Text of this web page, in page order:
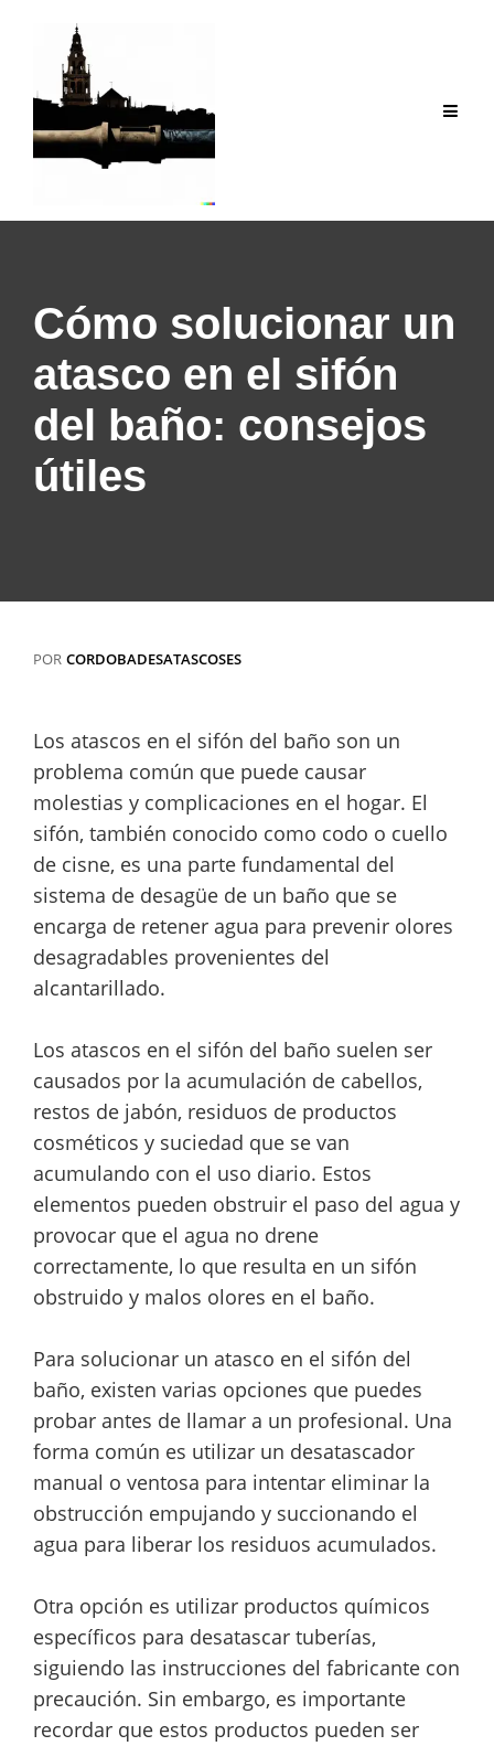
contenido
Cómo solucionar un
atasco en el sifón
del baño: consejos
útiles
POR CORDOBADESATASCOSES
Los atascos en el sifón del baño son un
problema común que puede causar
molestias y complicaciones en el hogar. El
sifón, también conocido como codo o cuello
de cisne, es una parte fundamental del
sistema de desagüe de un baño que se
encarga de retener agua para prevenir olores
desagradables provenientes del
alcantarillado.
Los atascos en el sifón del baño suelen ser
causados por la acumulación de cabellos,
restos de jabón, residuos de productos
cosméticos y suciedad que se van
acumulando con el uso diario. Estos
elementos pueden obstruir el paso del agua y
provocar que el agua no drene
correctamente, lo que resulta en un sifón
obstruido y malos olores en el baño.
Para solucionar un atasco en el sifón del
baño, existen varias opciones que puedes
probar antes de llamar a un profesional. Una
forma común es utilizar un desatascador
manual o ventosa para intentar eliminar la
obstrucción empujando y succionando el
agua para liberar los residuos acumulados.
Otra opción es utilizar productos químicos
específicos para desatascar tuberías,
siguiendo las instrucciones del fabricante con
precaución. Sin embargo, es importante
recordar que estos productos pueden ser